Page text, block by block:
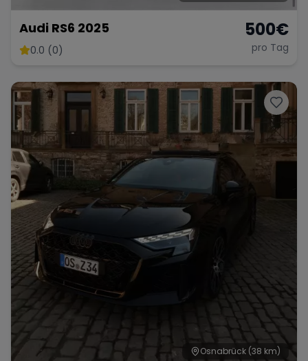
Audi RS6 2025
0.0 (0)
500€
pro Tag
Osnabrück (38 km)